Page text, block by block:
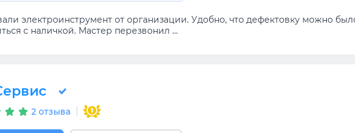
электроинструмент от организации. Удобно, что дефектовку можно
с наличкой. Мастер перезвонил ...
2 отзыва